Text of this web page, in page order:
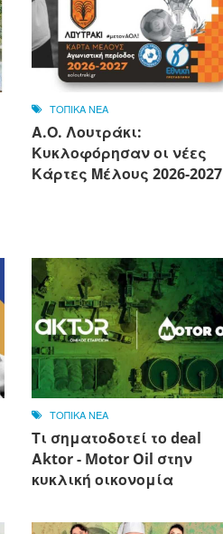
ΤΟΠΙΚΑ ΝΕΑ
Α.Ο. Λουτράκι:
Κυκλοφόρησαν οι νέες
Κάρτες Μέλους 2026-2027
ΤΟΠΙΚΑ ΝΕΑ
Τι σηματοδοτεί το deal
Αktor - Motor Oil στην
κυκλική οικονομία